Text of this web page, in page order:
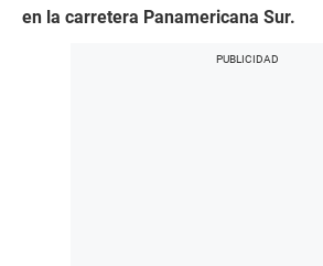
en la carretera Panamericana Sur.